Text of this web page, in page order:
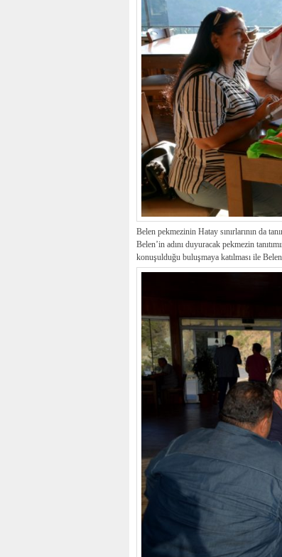
Belen pekmezinin Hatay sınırlarının da
Belen’in adını duyuracak pekmezin
konuşulduğu buluşmaya katılması ile